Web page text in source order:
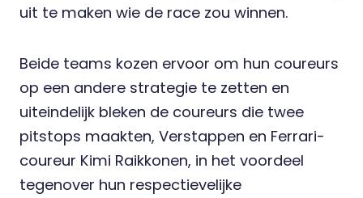
uit te maken wie de race zou winnen.
Beide teams kozen ervoor om hun coureurs
op een andere strategie te zetten en
uiteindelijk bleken de coureurs die twee
pitstops maakten, Verstappen en Ferrari-
coureur Kimi Raikkonen, in het voordeel
tegenover hun respectievelijke